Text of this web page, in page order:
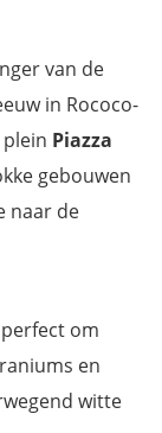
van de
in Rococo-
Piazza
gebouwen
naar de
om
en
witte